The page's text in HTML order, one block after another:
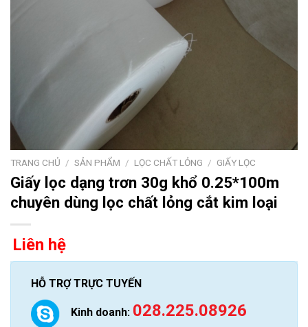
TRANG CHỦ / SẢN PHẨM / LỌC CHẤT LỎNG / GIẤY LỌC
Giấy lọc dạng trơn 30g khổ 0.25*100m
chuyên dùng lọc chất lỏng cắt kim loại
Liên hệ
HỖ TRỢ TRỰC TUYẾN
Kinh doanh: 028.225.08926